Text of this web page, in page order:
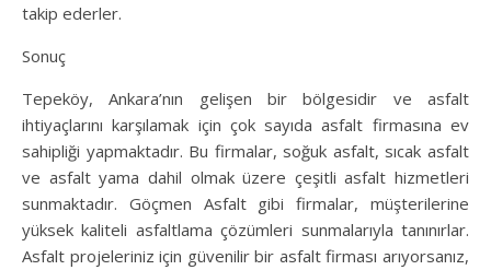
takip ederler.
Sonuç
Tepeköy, Ankara’nın gelişen bir bölgesidir ve asfalt
ihtiyaçlarını karşılamak için çok sayıda asfalt firmasına ev
sahipliği yapmaktadır. Bu firmalar, soğuk asfalt, sıcak asfalt
ve asfalt yama dahil olmak üzere çeşitli asfalt hizmetleri
sunmaktadır. Göçmen Asfalt gibi firmalar, müşterilerine
yüksek kaliteli asfaltlama çözümleri sunmalarıyla tanınırlar.
Asfalt projeleriniz için güvenilir bir asfalt firması arıyorsanız,